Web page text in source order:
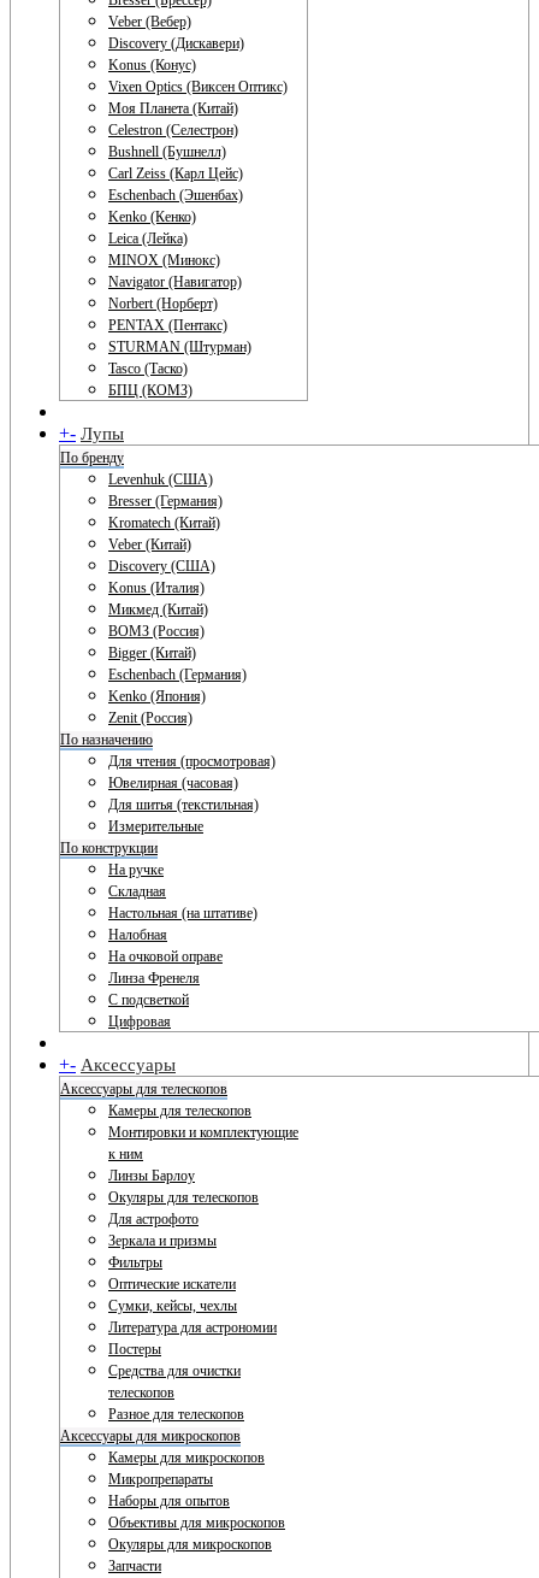
Veber (Вебер)
Discovery (Дискавери)
Konus (Конус)
Vixen Optics (Виксен Оптикс)
Моя Планета (Китай)
Celestron (Селестрон)
Bushnell (Бушнелл)
Carl Zeiss (Карл Цейс)
Eschenbach (Эшенбах)
Kenko (Кенко)
Leica (Лейка)
MINOX (Минокс)
Navigator (Навигатор)
Norbert (Норберт)
PENTAX (Пентакс)
STURMAN (Штурман)
Tasco (Таско)
БПЦ (КОМЗ)
+- Лупы
По бренду
Levenhuk (США)
Bresser (Германия)
Kromatech (Китай)
Veber (Китай)
Discovery (США)
Konus (Италия)
Микмед (Китай)
ВОМЗ (Россия)
Bigger (Китай)
Eschenbach (Германия)
Kenko (Япония)
Zenit (Россия)
По назначению
Для чтения (просмотровая)
Ювелирная (часовая)
Для шитья (текстильная)
Измерительные
По конструкции
На ручке
Складная
Настольная (на штативе)
Налобная
На очковой оправе
Линза Френеля
С подсветкой
Цифровая
+- Аксессуары
Аксессуары для телескопов
Камеры для телескопов
Монтировки и комплектующие
к ним
Линзы Барлоу
Окуляры для телескопов
Для астрофото
Зеркала и призмы
Фильтры
Оптические искатели
Сумки, кейсы, чехлы
Литература для астрономии
Постеры
Средства для очистки
телескопов
Разное для телескопов
Аксессуары для микроскопов
Камеры для микроскопов
Микропрепараты
Наборы для опытов
Объективы для микроскопов
Окуляры для микроскопов
Запчасти